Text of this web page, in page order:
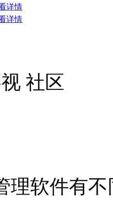
详情
详情
社区
理软件有